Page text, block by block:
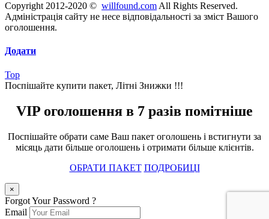
Copyright 2012-2020 © willfound.com All Rights Reserved.
Адміністрація сайту не несе відповідальності за зміст Вашого
оголошення.
Додати
Top
Поспішайте купити пакет, Літні Знижки !!!
VIP оголошення в 7 разів помітніше
Поспішайте обрати саме Ваш пакет оголошень і встигнути за
місяць дати більше оголошень і отримати більше клієнтів.
ОБРАТИ ПАКЕТ ПОДРОБИЦІ
×
Forgot Your Password ?
Email